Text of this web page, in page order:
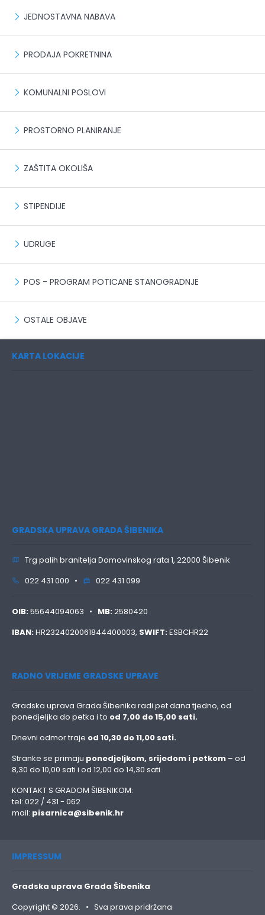
JEDNOSTAVNA NABAVA
PRODAJA POKRETNINA
KOMUNALNI POSLOVI
PROSTORNO PLANIRANJE
ZAŠTITA OKOLIŠA
STIPENDIJE
UDRUGE
POS - PROGRAM POTICANE STANOGRADNJE
OSTALE OBJAVE
KARTA LOKACIJE
GRADSKA UPRAVA GRADA ŠIBENIKA
Trg palih branitelja Domovinskog rata 1, 22000 Šibenik
022 431 000 •
022 431 099
OIB:55644094063 • MB:2580420
IBAN:HR2324020061844400003, SWIFT:ESBCHR22
RADNO VRIJEME GRADSKE UPRAVE
Gradska uprava Grada Šibenika radi pet dana tjedno, od
ponedjeljka do petka i to od 7,00 do 15,00 sati.
Dnevni odmor traje od 10,30 do 11,00 sati.
Stranke se primaju ponedjeljkom, srijedom i petkom – od
8,30 do 10,00 sati i od 12,00 do 14,30 sati.
KONTAKT S GRADOM ŠIBENIKOM:
tel: 022 / 431 - 062
mail: pisarnica@sibenik.hr
IMPRESSUM
Gradska uprava Grada Šibenika
Copyright © 2026. • Sva prava pridržana